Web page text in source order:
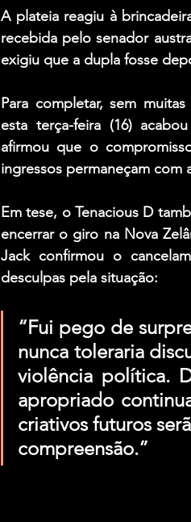
A plateia reagiu à
recebida pelo senador
exigiu que a dupla fosse
Para completar, sem
esta terça-feira (16)
afirmou que o
ingressos permaneçam com
Em tese, o Tenacious D
encerrar o giro na Nova
Jack confirmou o
desculpas pela situação:
“Fui pego de
nunca toleraria
violência política.
apropriado
criativos futuros
compreensão.”